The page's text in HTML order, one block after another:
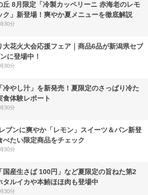
丘 8月限定「冷製カッペリーニ 赤海老のレモ
ク」新登場！爽やか夏メニューを徹底解説
30分
大花火大会応援フェア｜商品6品が新潟県セブ
に登場中！
30分
冷やし汁」を新発売！夏限定のさっぱり冷た
食体験レポート
30分
ブンに爽やか「レモン」スイーツ＆パン新登
べたい限定商品をチェック
30分
国産生さば 100円」など夏限定の旨ねた第2
タルイカや本鮪ほほ肉も登場中
30分